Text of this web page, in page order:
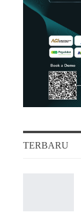
TERBARU